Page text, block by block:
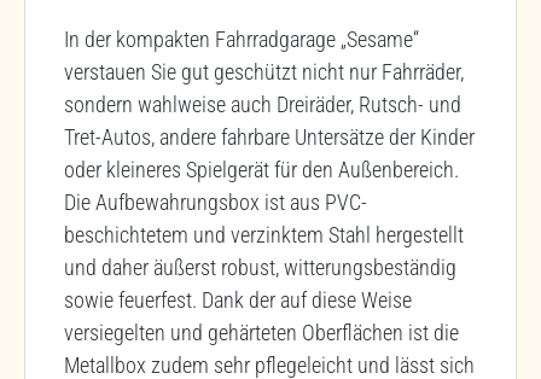
In der kompakten Fahrradgarage „Sesame“
verstauen Sie gut geschützt nicht nur Fahrräder,
sondern wahlweise auch Dreiräder, Rutsch- und
Tret-Autos, andere fahrbare Untersätze der Kinder
oder kleineres Spielgerät für den Außenbereich.
Die Aufbewahrungsbox ist aus PVC-
beschichtetem und verzinktem Stahl hergestellt
und daher äußerst robust, witterungsbeständig
sowie feuerfest. Dank der auf diese Weise
versiegelten und gehärteten Oberflächen ist die
Metallbox zudem sehr pflegeleicht und lässt sich